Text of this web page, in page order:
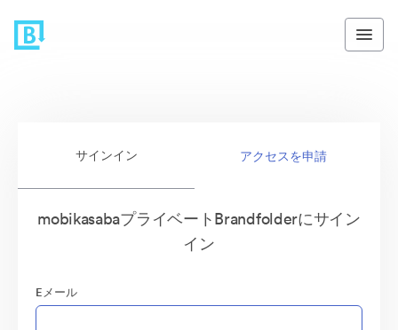
サインイン アクセスを申請
mobikasabaプライベートBrandfolderにサイン
イン
Eメール